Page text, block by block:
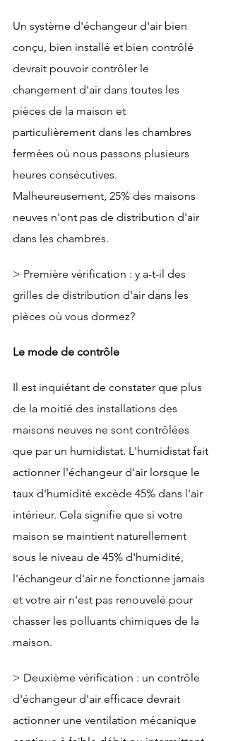
Un système d'échangeur d'air bien
conçu, bien installé et bien contrôlé
devrait pouvoir contrôler le
changement d'air dans toutes les
pièces de la maison et
particulièrement dans les chambres
fermées où nous passons plusieurs
heures consécutives.
Malheureusement, 25% des maisons
neuves n'ont pas de distribution d'air
dans les chambres.
> Première vérification : y a-t-il des
grilles de distribution d'air dans les
pièces où vous dormez?
Le mode de contrôle
Il est inquiétant de constater que plus
de la moitié des installations des
maisons neuves ne sont contrôlées
que par un humidistat. L'humidistat fait
actionner l'échangeur d'air lorsque le
taux d'humidité excède 45% dans l'air
intérieur. Cela signifie que si votre
maison se maintient naturellement
sous le niveau de 45% d'humidité,
l'échangeur d'air ne fonctionne jamais
et votre air n'est pas renouvelé pour
chasser les polluants chimiques de la
maison.
> Deuxième vérification : un contrôle
d'échangeur d'air efficace devrait
actionner une ventilation mécanique